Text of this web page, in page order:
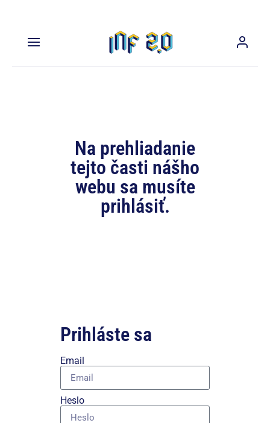
Na prehliadanie
tejto časti nášho
webu sa musíte
prihlásiť.
Prihláste sa
Email
Heslo